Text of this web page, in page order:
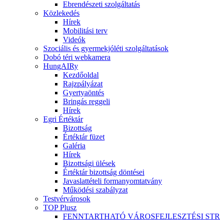
Ebrendészeti szolgáltatás
Közlekedés
Hírek
Mobilitási terv
Videók
Szociális és gyermekjóléti szolgáltatások
Dobó téri webkamera
HungAIRy
Kezdőoldal
Rajzpályázat
Gyertyaöntés
Bringás reggeli
Hírek
Egri Értéktár
Bizottság
Értéktár füzet
Galéria
Hírek
Bizottsági ülések
Értéktár bizottság döntései
Javaslattételi formanyomtatvány
Működési szabályzat
Testvérvárosok
TOP Plusz
FENNTARTHATÓ VÁROSFEJLESZTÉSI